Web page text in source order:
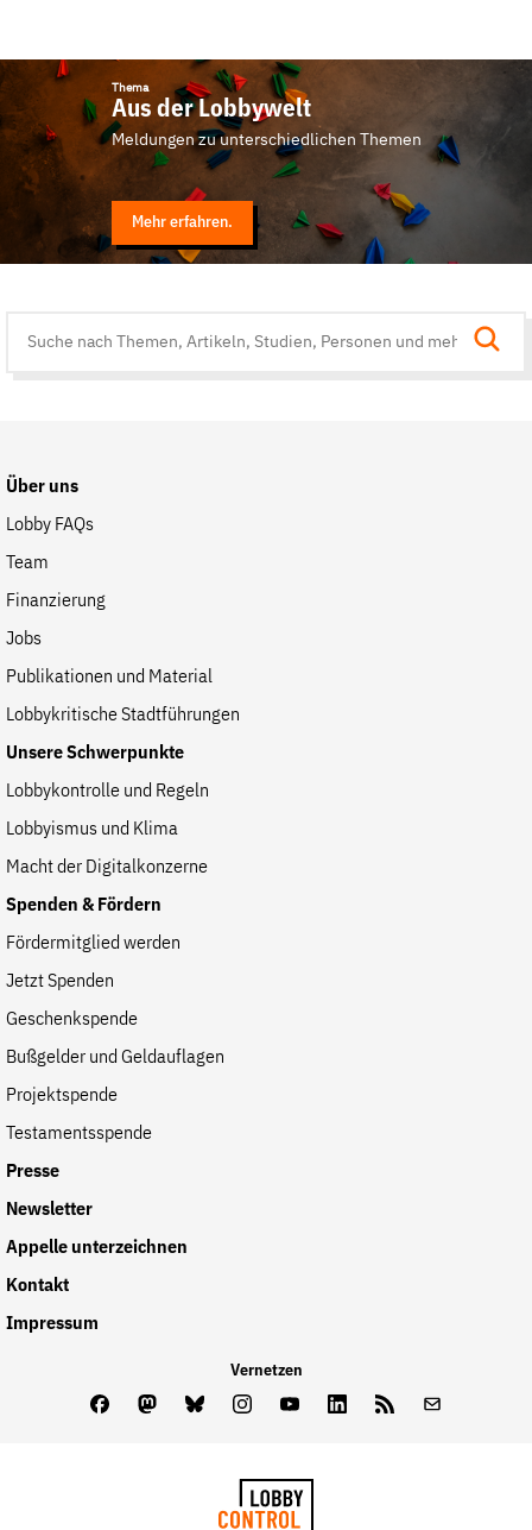
Thema
Aus der Lobbywelt
Meldungen zu unterschiedlichen Themen
Mehr erfahren.
Über uns
Lobby FAQs
Team
Finanzierung
Jobs
Publikationen und Material
Lobbykritische Stadtführungen
Unsere Schwerpunkte
Lobbykontrolle und Regeln
Lobbyismus und Klima
Macht der Digitalkonzerne
Spenden & Fördern
Fördermitglied werden
Jetzt Spenden
Geschenkspende
Bußgelder und Geldauflagen
Projektspende
Testamentsspende
Presse
Newsletter
Appelle unterzeichnen
Kontakt
Impressum
Vernetzen
FacebookMastodon
BlueskyInstagram
YoutubeLinkedInFeed